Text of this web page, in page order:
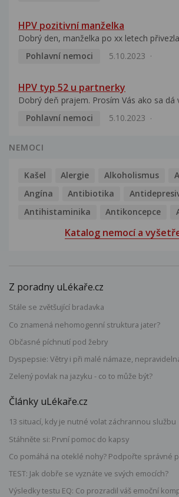
HPV pozitivní manželka
Dobrý den, manželka po xx letech
Pohlavní nemoci
5.10.2023
HPV typ 52 u partnerky
Dobrý deň prajem. Prosím Vás ako sa dá
Pohlavní nemoci
5.10.2023
NEMOCI
Kašel Alergie Alkoholismus
Angína
Antibiotika
Antihistaminika
Antikoncepce
Katalog nemocí a
Z poradny uLékaře.cz
Stále se zvětšující bradavka
Co znamená nehomogenní struktura jater?
Občasné píchnutí pod žebry
Dyspepsie: Větry i při malé námaze,
Zelený povlak na jazyku - co to může být?
Články uLékaře.cz
13 situací, kdy je nutné volat záchrannou službu
Stáhněte si: První pomoc do kapsy
Co pomáhá na oteklé nohy? Podpořte správné
TEST: Jak dobře se vyznáte ve svých emocích?
Výsledky testu EQ: Co prozradil váš emoční